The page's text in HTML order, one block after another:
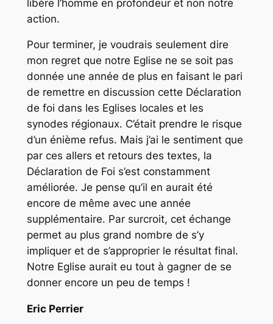
libère l’homme en profondeur et non notre
action.
Pour terminer, je voudrais seulement dire
mon regret que notre Eglise ne se soit pas
donnée une année de plus en faisant le pari
de remettre en discussion cette Déclaration
de foi dans les Eglises locales et les
synodes régionaux. C’était prendre le risque
d’un énième refus. Mais j’ai le sentiment que
par ces allers et retours des textes, la
Déclaration de Foi s’est constamment
améliorée. Je pense qu’il en aurait été
encore de même avec une année
supplémentaire. Par surcroit, cet échange
permet au plus grand nombre de s’y
impliquer et de s’approprier le résultat final.
Notre Eglise aurait eu tout à gagner de se
donner encore un peu de temps !
Eric Perrier